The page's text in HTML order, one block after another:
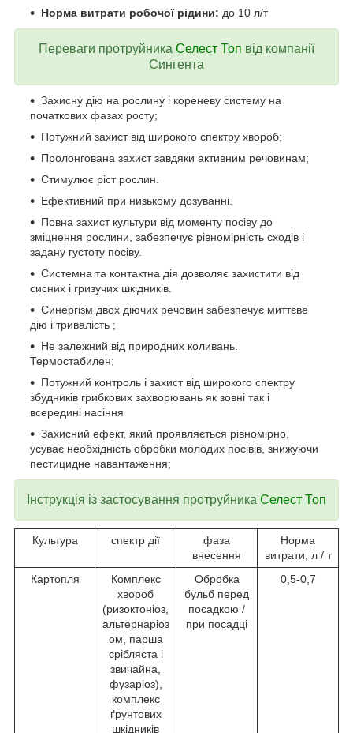
Норма витрати робочої рідини: до 10 л/т
Переваги протруйника Селест Топ від компанії
Сингента
Захисну дію на рослину і кореневу систему на
початкових фазах росту;
Потужний захист від широкого спектру хвороб;
Пролонгована захист завдяки активним речовинам;
Стимулює ріст рослин.
Ефективний при низькому дозуванні.
Повна захист культури від моменту посіву до
зміцнення рослини, забезпечує рівномірність сходів і
задану густоту посіву.
Системна та контактна дія дозволяє захистити від
сисних і гризучих шкідників.
Синергізм двох діючих речовин забезпечує миттєве
дію і тривалість ;
Не залежний від природних коливань.
Термостабилен;
Потужний контроль і захист від широкого спектру
збудників грибкових захворювань як зовні так і
всередині насіння
Захисний ефект, який проявляється рівномірно,
усуває необхідність обробки молодих посівів, знижуючи
пестицидне навантаження;
Інструкція із застосування протруйника Селест Топ
Культура спектр дії
фаза
внесення
Норма
витрати, л / т
Картопля
Комплекс
хвороб
(ризоктоніоз,
альтернаріоз
ом, парша
срібляста і
звичайна,
фузаріоз),
комплекс
ґрунтових
шкідників
Обробка
бульб перед
посадкою /
при посадці
0,5-0,7